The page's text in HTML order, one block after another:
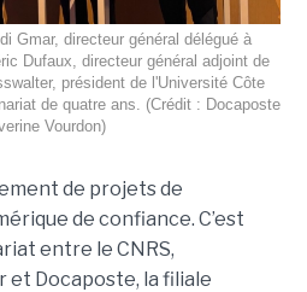
Gmar, directeur général délégué à
Dufaux, directeur général adjoint de
président de l'Université Côte
de quatre ans. (Crédit : Docaposte
Vourdon)
de projets de
de confiance. C’est
entre le CNRS,
et Docaposte, la filiale